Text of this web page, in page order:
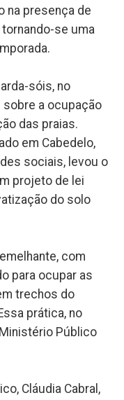
na presença de
se uma
sóis, no
a ocupação
das praias.
em Cabedelo,
sociais, levou o
projeto de lei
do solo
com
para ocupar as
trechos do
prática, no
Público
Cláudia Cabral,